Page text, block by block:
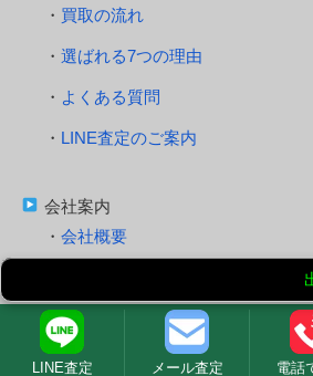
LINE査定 メール査定 電話
買取の流れ
選ばれる7つの理由
よくある質問
LINE査定のご案内
会社案内
会社概要
個人情報の取扱および個人情報保
サイトマップ